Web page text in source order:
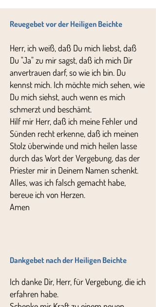
Reuegebet vor der Heiligen Beichte
Herr, ich weiß, daß Du mich liebst, daß
Du "Ja" zu mir sagst, daß ich mich Dir
anvertrauen darf, so wie ich bin. Du
kennst mich. Ich möchte mich sehen, wie
Du mich siehst, auch wenn es mich
schmerzt und beschämt.
Hilf mir Herr, daß ich meine Fehler und
Sünden recht erkenne, daß ich meinen
Stolz überwinde und mich heilen lasse
durch das Wort der Vergebung, das der
Priester mir in Deinem Namen schenkt.
Alles, was ich falsch gemacht habe,
bereue ich von Herzen.
Amen
Dankgebet nach der Heiligen Beichte
Ich danke Dir, Herr, für Vergebung, die ich
erfahren habe.